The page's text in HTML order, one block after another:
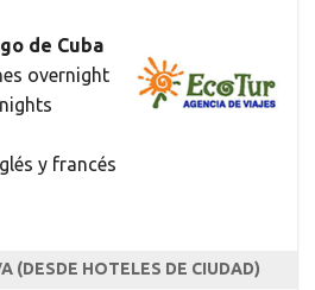
de Cuba
overnight
y francés
(DESDE HOTELES DE CIUDAD)